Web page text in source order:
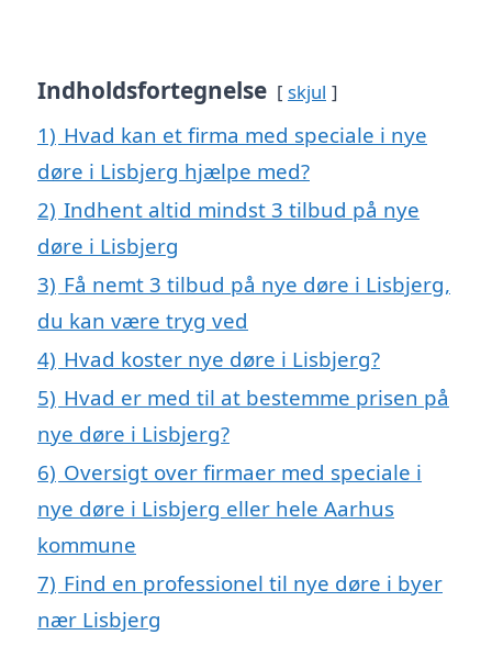
Indholdsfortegnelse skjul
1) Hvad kan et firma med speciale i nye
døre i Lisbjerg hjælpe med?
2) Indhent altid mindst 3 tilbud på nye
døre i Lisbjerg
3) Få nemt 3 tilbud på nye døre i Lisbjerg,
du kan være tryg ved
4) Hvad koster nye døre i Lisbjerg?
5) Hvad er med til at bestemme prisen på
nye døre i Lisbjerg?
6) Oversigt over firmaer med speciale i
nye døre i Lisbjerg eller hele Aarhus
kommune
7) Find en professionel til nye døre i byer
nær Lisbjerg